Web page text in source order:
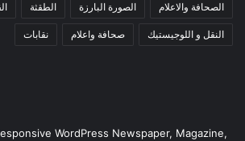
الصحافة والاعلام الصورة البارزة الطقثة
النقل و اللوجيستيك صحافة واعلام نقابات
WordPress Newspaper, Magazine,